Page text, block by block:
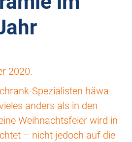
2020.
Spezialisten häwa
anders als in den
Weihnachtsfeier wird in
– nicht jedoch auf die